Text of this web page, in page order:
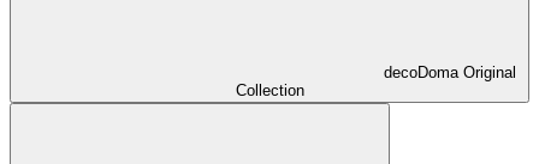
decoDoma Original
Collection